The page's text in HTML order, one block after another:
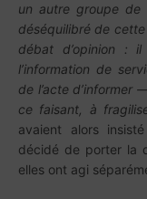
un autre groupe de
déséquilibré de
débat d’opinion :
l’information de
de l’acte
ce faisant, à
avaient alors
décidé de porter la
elles ont agi